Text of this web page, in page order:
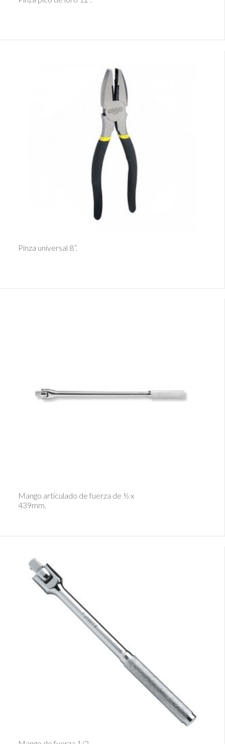
Pinza universal 8”.
Ver Detalle
Mango articulado de fuerza de ½ x
439mm.